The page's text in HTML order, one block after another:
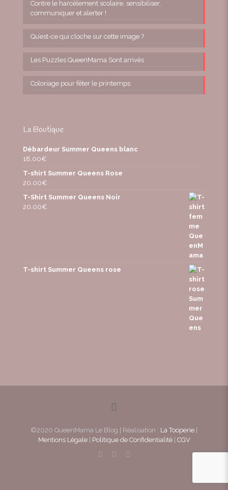
Contre le harcèlement scolaire, sensibiliser,
communiquer et alerter !
Qu’est-ce qui cloche sur cette image ?
Les Puzzles QueenMama Sont arrivés
Coloriage pour fêter le printemps
La Boutique
Débardeur Summer Queens blanc
18,00€
T-shirt Summer Queens Rose
20,00€
T-Shirt Summer Queens Noir
20,00€
T-shirt Summer Queens rose
©2020 QueenMama Le Blog | Réalisation : La Tooperie
Mentions Légale| Politique de Confidentialité| CGV